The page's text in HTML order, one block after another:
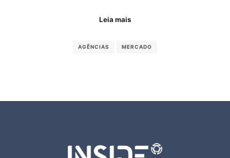
Leia mais
AGÊNCIAS MERCADO